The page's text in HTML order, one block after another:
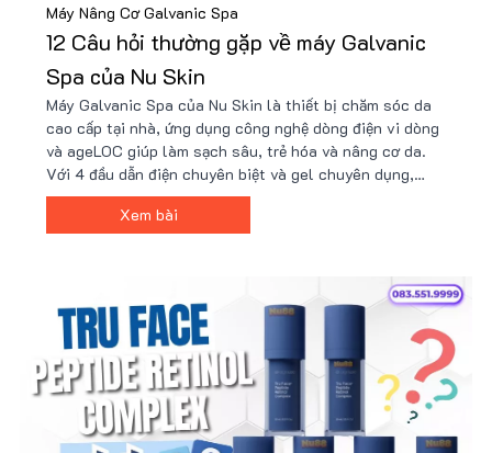
Máy Nâng Cơ Galvanic Spa
12 Câu hỏi thường gặp về máy Galvanic
Spa của Nu Skin
Máy Galvanic Spa của Nu Skin là thiết bị chăm sóc da
cao cấp tại nhà, ứng dụng công nghệ dòng điện vi dòng
và ageLOC giúp làm sạch sâu, trẻ hóa và nâng cơ da.
Với 4 đầu dẫn điện chuyên biệt và gel chuyên dụng,
máy hỗ trợ cải thiện nếp nhăn, làm sáng da, giúp làn da
săn chắc, rạng rỡ chỉ trong vài phút mỗi ngày.
Xem bài